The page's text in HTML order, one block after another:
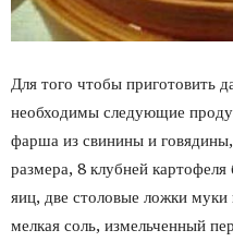
Для того чтобы приготовить
необходимы следующие
фарша из свинины и говядины,
размера, 8 клубней
яиц, две столовые ложки
мелкая соль, измельченный